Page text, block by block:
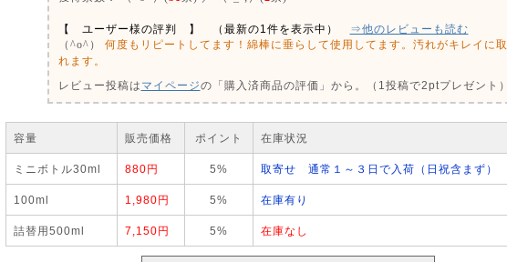
【 ユーザー様の評判 】 （最新の1件を表示中）
⇒他のレビューも読む
（^o^）
何度もリピートしてます！綿棒に垂らして使用してます。汚れがキレイに取
れます。
レビュー投稿は マイページの「購入済商品の評価」から。（1投稿で2ptプレゼント）
容量 販売価格 ポイント 在庫状況
ミニボトル30ml 880円 5% 取寄せ 通常１～３日で入荷（日祝含まず）
100ml 1,980円 5% 在庫有り
詰替用500ml 7,150円 5% 在庫なし